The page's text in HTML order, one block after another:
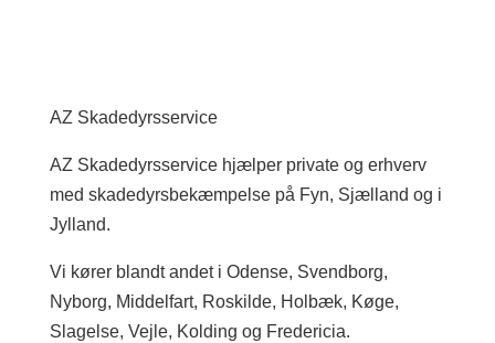
AZ Skadedyrsservice
AZ Skadedyrsservice hjælper private og erhverv
med skadedyrsbekæmpelse på Fyn, Sjælland og i
Jylland.
Vi kører blandt andet i Odense, Svendborg,
Nyborg, Middelfart, Roskilde, Holbæk, Køge,
Slagelse, Vejle, Kolding og Fredericia.